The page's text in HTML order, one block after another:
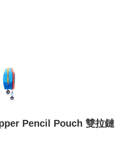
Pencil Pouch 雙拉鏈